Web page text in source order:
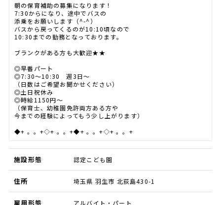
朝の保育補助の募集になります！
7:30からになり、途中でバスの
添乗をお願いします（^-^）
バスから戻ってくるのが10:10頃なので
10:30までの勤務となっております。
ブランクがある方も大歓迎★★
◎早番パート
◎7:30～10:30 週3日～
（日数はご希望お聞かせください）
◎土日祝休み
◎時給1150円～
（保育士、幼稚園免許両方ある方や
今までの経験によってもう少し上がります）
◆+ 。。+◇+ 。。+◆+ 。。+◇+ 。。+
施設形態 認定こども園
住所 埼玉県 羽生市 北荻島430-1
雇用形態 アルバイト・パート